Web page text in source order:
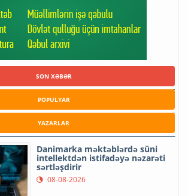
SON XƏBƏR
POPULYAR
YAZARLAR
Danimarka məktəblərdə süni
intellektdən istifadəyə nəzarəti
sərtləşdirir
08-08-2026